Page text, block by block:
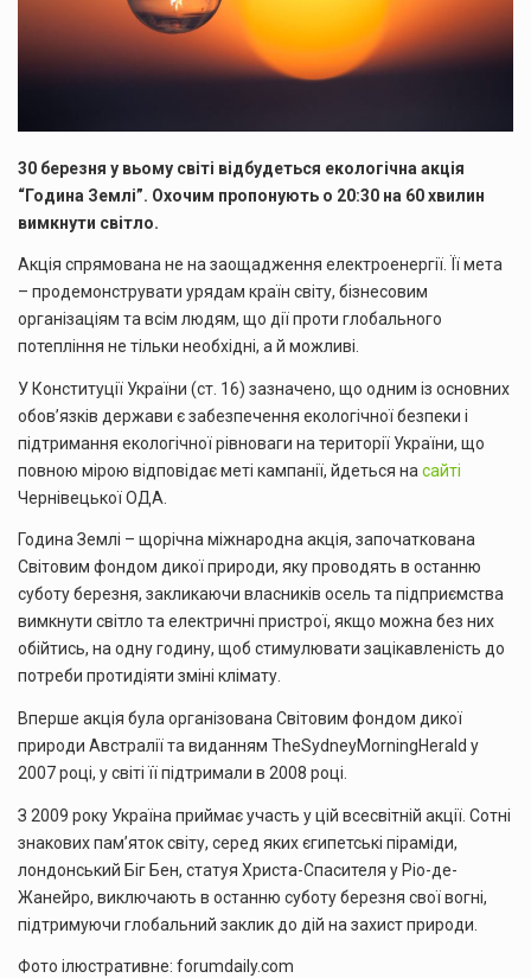
30 березня у вьому світі відбудеться екологічна акція
“Година Землі”. Охочим пропонують о 20:30 на 60 хвилин
вимкнути світло.
Акція спрямована не на заощадження електроенергії. Її мета
– продемонструвати урядам країн світу, бізнесовим
організаціям та всім людям, що дії проти глобального
потепління не тільки необхідні, а й можливі.
У Конституції України (ст. 16) зазначено, що одним із основних
обов’язків держави є забезпечення екологічної безпеки і
підтримання екологічної рівноваги на території України, що
повною мірою відповідає меті кампанії, йдеться на сайті
Чернівецької ОДА.
Година Землі – щорічна міжнародна акція, започаткована
Світовим фондом дикої природи, яку проводять в останню
суботу березня, закликаючи власників осель та підприємства
вимкнути світло та електричні пристрої, якщо можна без них
обійтись, на одну годину, щоб стимулювати зацікавленість до
потреби протидіяти зміні клімату.
Вперше акція була організована Світовим фондом дикої
природи Австралії та виданням TheSydneyMorningHerald у
2007 році, у світі її підтримали в 2008 році.
З 2009 року Україна приймає участь у цій всесвітній акції. Сотні
знакових пам’яток світу, серед яких єгипетські піраміди,
лондонський Біг Бен, статуя Христа-Спасителя у Ріо-де-
Жанейро, виключають в останню суботу березня свої вогні,
підтримуючи глобальний заклик до дій на захист природи.
Фото ілюстративне: forumdaily.com